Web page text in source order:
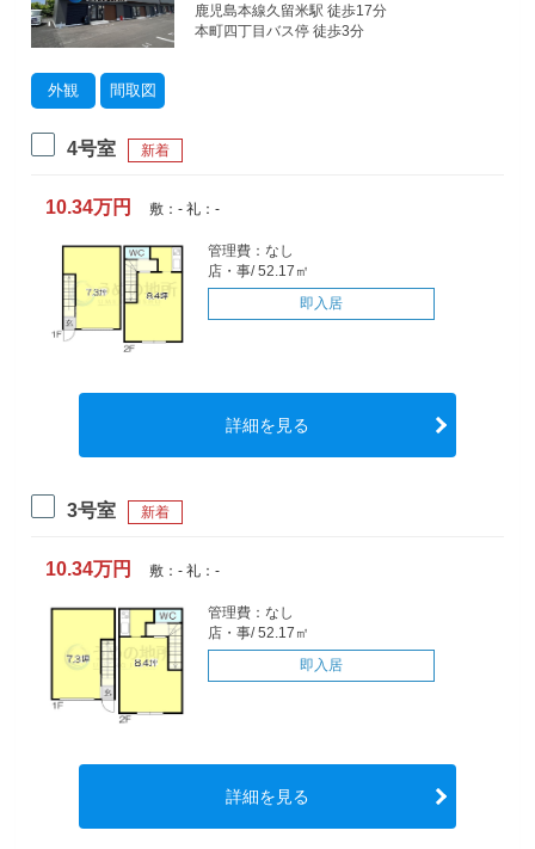
外観 間取図
鹿児島本線久留米駅 徒歩17分
本町四丁目バス停 徒歩3分
4号室 新着
10.34万円 敷：- 礼：-
管理費：なし
店・事/ 52.17㎡
即入居
詳細を見る
3号室 新着
10.34万円 敷：- 礼：-
管理費：なし
店・事/ 52.17㎡
即入居
詳細を見る